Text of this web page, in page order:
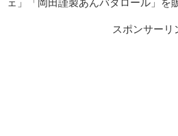
ェ」「岡田謹製あんバタロール」を
スポンサーリ